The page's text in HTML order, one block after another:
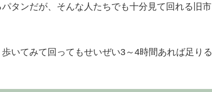
タンだが、そんな人たちでも十分見て回れる旧市
いてみて回ってもせいぜい3～4時間あれば足りる